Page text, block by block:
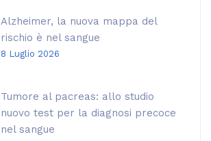
Alzheimer, la nuova mappa del
rischio è nel sangue
8 Luglio 2026
Tumore al pacreas: allo studio
nuovo test per la diagnosi precoce
nel sangue